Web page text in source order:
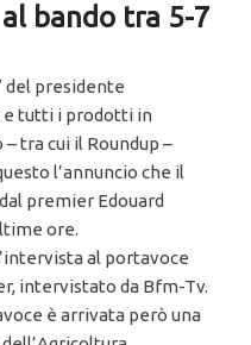
bando tra 5-7
del presidente
e tutti i prodotti in
tra cui il Roundup –
l’annuncio che il
premier Edouard
ore.
al portavoce
intervistato da Bfm-Tv.
è arrivata però una